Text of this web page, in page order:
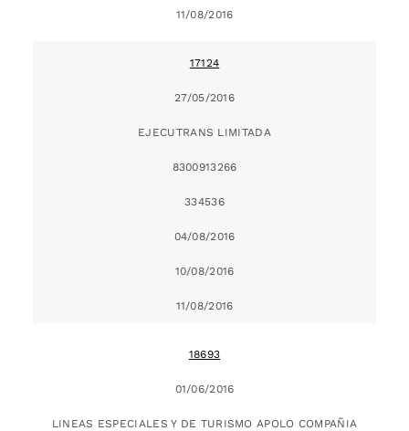
11/08/2016
17124
27/05/2016
EJECUTRANS LIMITADA
8300913266
334536
04/08/2016
10/08/2016
11/08/2016
18693
01/06/2016
LINEAS ESPECIALES Y DE TURISMO APOLO COMPAÑIA